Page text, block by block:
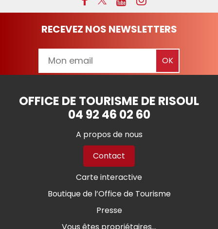
RECEVEZ NOS NEWSLETTERS
OFFICE DE TOURISME DE RISOUL
04 92 46 02 60
A propos de nous
Contact
Carte interactive
Boutique de l’Office de Tourisme
Presse